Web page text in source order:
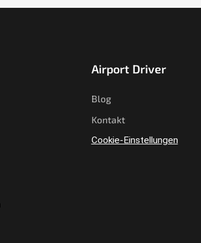
Airport Driver
Blog
Kontakt
Cookie-Einstellungen